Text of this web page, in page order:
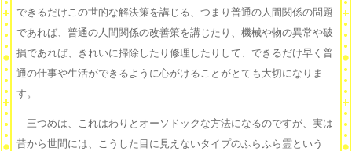
できるだけこの世的な解決策を講じる、つまり普通の人間関係の問題
であれば、普通の人間関係の改善策を講じたり、機械や物の異常や破
損であれば、きれいに掃除したり修理したりして、できるだけ早く普
通の仕事や生活ができるように心がけることがとても大切になりま
す。
三つめは、これはわりとオーソドックな方法になるのですが、実は
昔から世間には、こうした目に見えないタイプのふらふら霊という